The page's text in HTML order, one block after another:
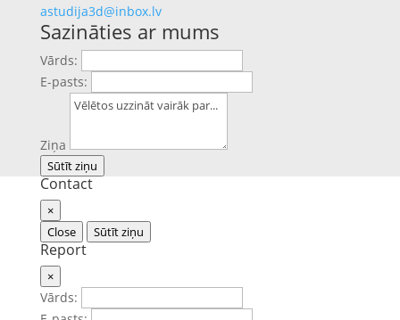
astudija3d@inbox.lv
Sazināties ar mums
Vārds:
E-pasts:
Ziņa
Sūtīt ziņu
Contact
×
Close
Sūtīt ziņu
Report
×
Vārds: